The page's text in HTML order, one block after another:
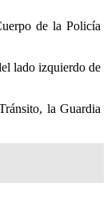
de la Policía
lado izquierdo de
la Guardia